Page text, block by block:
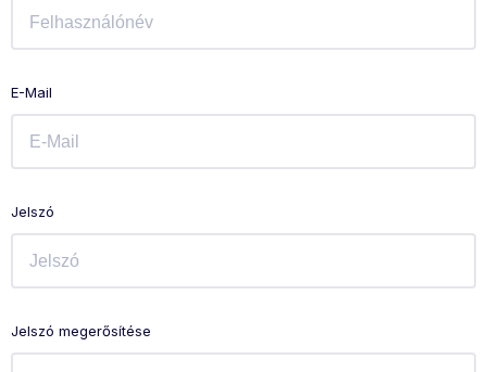
E-Mail
Jelszó
Jelszó megerősítése